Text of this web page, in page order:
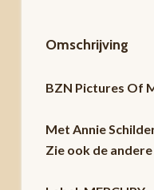
Omschrijving
BZN Pictures Of
Met Annie
Zie ook de